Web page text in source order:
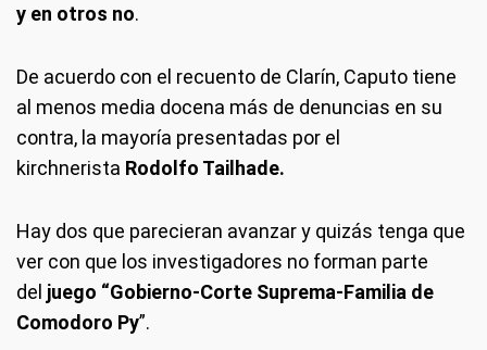
y en otros no.
De acuerdo con el recuento de Clarín, Caputo tiene
al menos media docena más de denuncias en su
contra, la mayoría presentadas por el
kirchnerista Rodolfo Tailhade.
Hay dos que parecieran avanzar y quizás tenga que
ver con que los investigadores no forman parte
del juego “Gobierno-Corte Suprema-Familia de
Comodoro Py”.